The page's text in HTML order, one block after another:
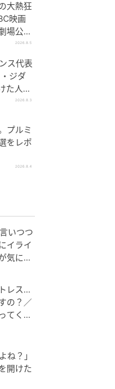
大熱狂
映画
場公
2026.8.5
ス代表
ジダ
た人気
は。2026.8.3
プルミ
をレポ
2026.8.4
いつつ
イライ
気にな
が】
レス…
の？／
てくる
んで
？」
開けた